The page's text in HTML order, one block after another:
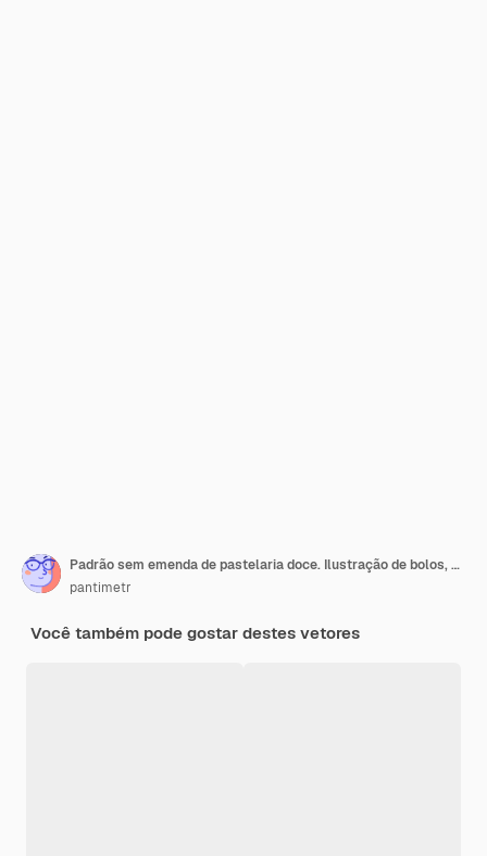
Padrão sem emenda de pastelaria doce. Ilustração de bolos, padaria e pastelaria. Fundo de sobremesa pastelaria com bolo doce, bolinho de creme de baunilha, muffin de caramelo, chocolates e donut.
pantimetr
Você também pode gostar destes vetores